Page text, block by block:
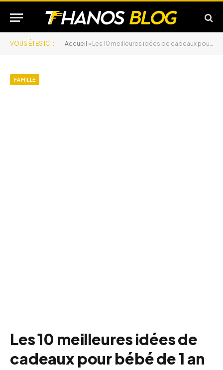
VOUS ÊTES ICI : Accueil » Les 10 meilleures idées de cadeaux pour bébé de 1 an
FAMILLE
Les 10 meilleures idées de
cadeaux pour bébé de 1 an